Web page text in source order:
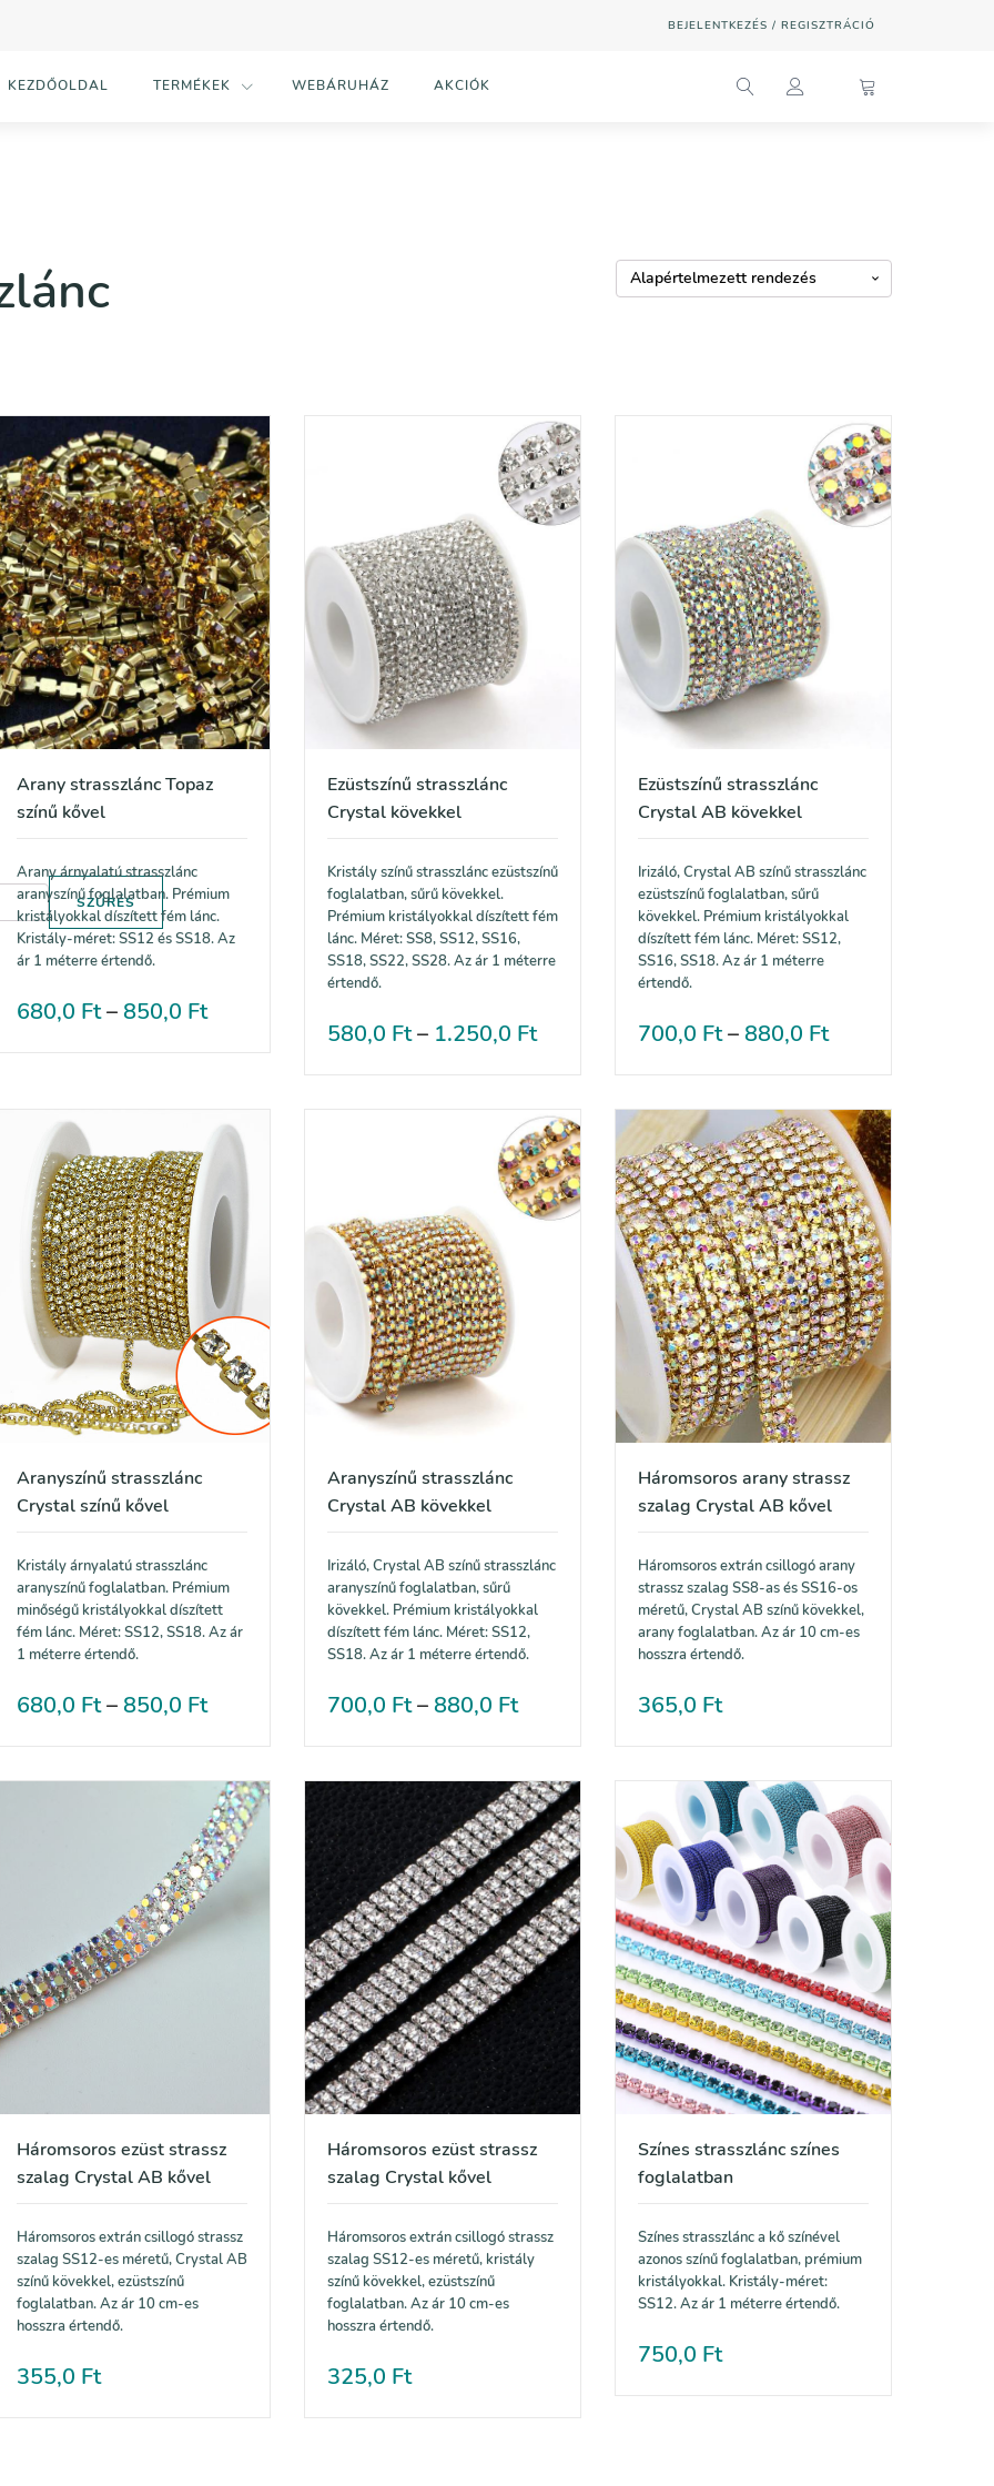
BEJELENTKEZÉS / REGISZTRÁCIÓ
KEZDŐOLDAL TERMÉKEK WEBÁRUHÁZ AKCIÓK
SZŰRÉS
Arany strasszlánc Topaz
színű kővel
Arany árnyalatú strasszlánc
aranyszínű foglalatban. Prémium
kristályokkal díszített fém lánc.
Kristály-méret: SS12 és SS18. Az
ár 1 méterre értendő.
680,0 Ft– 850,0 Ft
Ezüstszínű strasszlánc
Crystal kövekkel
Kristály színű strasszlánc ezüstszínű
foglalatban, sűrű kövekkel.
Prémium kristályokkal díszített fém
lánc. Méret: SS8, SS12, SS16,
SS18, SS22, SS28. Az ár 1 méterre
értendő.
580,0 Ft– 1.250,0 Ft
Ezüstszínű strasszlánc
Crystal AB kövekkel
Irizáló, Crystal AB színű strasszlánc
ezüstszínű foglalatban, sűrű
kövekkel. Prémium kristályokkal
díszített fém lánc. Méret: SS12,
SS16, SS18. Az ár 1 méterre
értendő.
700,0 Ft– 880,0 Ft
Aranyszínű strasszlánc
Crystal színű kővel
Kristály árnyalatú strasszlánc
aranyszínű foglalatban. Prémium
minőségű kristályokkal díszített
fém lánc. Méret: SS12, SS18. Az ár
1 méterre értendő.
680,0 Ft– 850,0 Ft
Aranyszínű strasszlánc
Crystal AB kövekkel
Irizáló, Crystal AB színű strasszlánc
aranyszínű foglalatban, sűrű
kövekkel. Prémium kristályokkal
díszített fém lánc. Méret: SS12,
SS18. Az ár 1 méterre értendő.
700,0 Ft– 880,0 Ft
Háromsoros arany strassz
szalag Crystal AB kővel
Háromsoros extrán csillogó arany
strassz szalag SS8-as és SS16-os
méretű, Crystal AB színű kövekkel,
arany foglalatban. Az ár 10 cm-es
hosszra értendő.
365,0 Ft
Háromsoros ezüst strassz
szalag Crystal AB kővel
Háromsoros extrán csillogó strassz
szalag SS12-es méretű, Crystal AB
színű kövekkel, ezüstszínű
foglalatban. Az ár 10 cm-es
hosszra értendő.
355,0 Ft
Háromsoros ezüst strassz
szalag Crystal kővel
Háromsoros extrán csillogó strassz
szalag SS12-es méretű, kristály
színű kövekkel, ezüstszínű
foglalatban. Az ár 10 cm-es
hosszra értendő.
325,0 Ft
Színes strasszlánc színes
foglalatban
Színes strasszlánc a kő színével
azonos színű foglalatban, prémium
kristályokkal. Kristály-méret:
SS12. Az ár 1 méterre értendő.
750,0 Ft